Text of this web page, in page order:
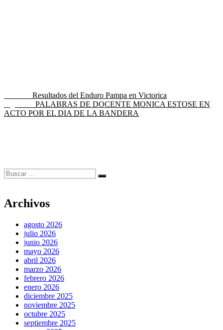
Navegación
de
Entrada
anterior:
Resultados del Enduro Pampa en Victorica
Entrada
siguiente:
PALABRAS DE DOCENTE MONICA ESTOSE EN
ACTO POR EL DIA DE LA BANDERA
Buscar
por:
Buscar
Archivos
agosto 2026
julio 2026
junio 2026
mayo 2026
abril 2026
marzo 2026
febrero 2026
enero 2026
diciembre 2025
noviembre 2025
octubre 2025
septiembre 2025